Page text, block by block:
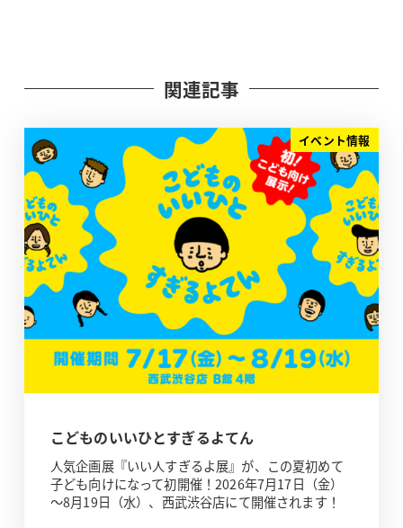
関連記事
イベント情報
こどものいいひとすぎるよてん
人気企画展『いい人すぎるよ展』が、この夏初めて
子ども向けになって初開催！2026年7月17日（金）
～8月19日（水）、西武渋谷店にて開催されます！